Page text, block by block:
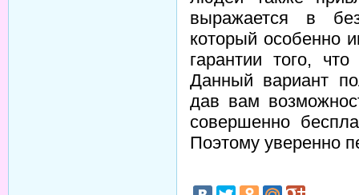
выражается в
который особенно
гарантии того,
Данный вариант
дав вам
совершенно
Поэтому уверенно